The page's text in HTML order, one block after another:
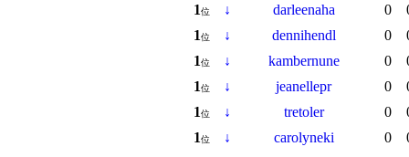
1位 ↓ darleenaha 0
1位 ↓ dennihendl 0
1位 ↓ kambernune 0
1位 ↓ jeanellepr 0
1位 ↓ tretoler 0
1位 ↓ carolyneki 0